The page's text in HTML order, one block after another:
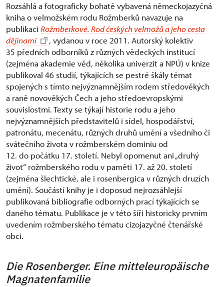
Rozsáhlá a fotograficky bohatě vybavená německojazyčná
kniha o velmožském rodu Rožmberků navazuje na
publikaci Rožmberkové. Rod českých velmožů a jeho cesta
dějinami
, vydanou v roce 2011. Autorský kolektiv
35 předních odborníků z různých vědeckých institucí
(zejména akademie věd, několika univerzit a NPÚ) v knize
publikoval 46 studií, týkajících se pestré škály témat
spojených s tímto nejvýznamnějším rodem středověkých
a raně novověkých Čech a jeho středoevropskými
souvislostmi. Texty se týkají historie rodu a jeho
nejvýznamnějších představitelů i sídel, hospodářství,
patronátu, mecenátu, různých druhů umění a všedního či
svátečního života v rožmberském dominiu od
12. do počátku 17. století. Nebyl opomenut ani „druhý
život“ rožmberského rodu v paměti 17. až 20. století
(zejména šlechtické, ale i rosenbergica v různých druzích
umění). Součástí knihy je i doposud nejrozsáhlejší
publikovaná bibliografie odborných prací týkajících se
daného tématu. Publikace je v této šíři historicky prvním
uvedením rožmberského tématu cizojazyčné čtenářské
obci.
Die Rosenberger. Eine mitteleuropäische
Magnatenfamilie